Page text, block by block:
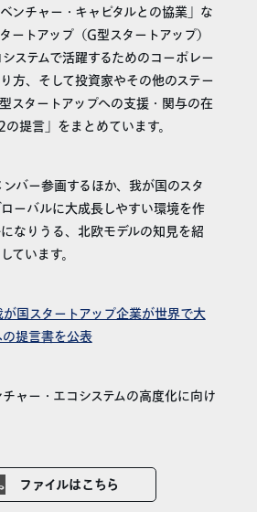
ンチャー・キャピタルとの協業」な
ートアップ（G型スタートアップ）
ステムで活躍するためのコーポレー
方、そして投資家やその他のステー
スタートアップへの支援・関与の在
提言」をまとめています。
バー参画するほか、我が国のスタ
ーバルに大成長しやすい環境を作
なりうる、北欧モデルの知見を紹
ています。
国スタートアップ企業が世界で大
提言書を公表
ャー・エコシステムの高度化に向け
ファイルはこちら